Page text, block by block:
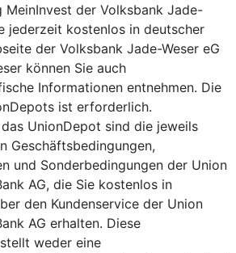
MeinInvest der Volksbank Jade-
jederzeit kostenlos in deutscher
der Volksbank Jade-Weser eG
können Sie auch
Informationen entnehmen. Die
ist erforderlich.
UnionDepot sind die jeweils
Geschäftsbedingungen,
und Sonderbedingungen der Union
AG, die Sie kostenlos in
den Kundenservice der Union
AG erhalten. Diese
weder eine